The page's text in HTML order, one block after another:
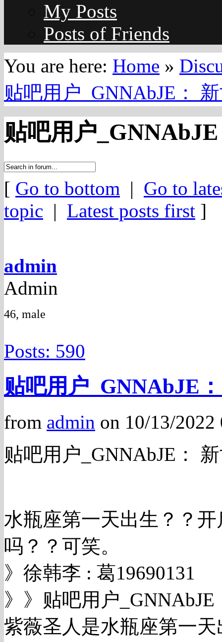
My Posts
Posts of Friends
You are here: Home »
贴吧用户_GNNAbJE：
贴吧用户
[ Go to bottom | Go to
topic | Latest posts first ]
admin
Admin
46, male
Posts: 590
贴吧用户_GNNAbJE
from admin on 10/13/
贴吧用户_GNNAbJE：
水瓶座第一天出生？？
吗？？可笑。
》徐韩李 : 葛19690131
》》贴吧用户
紫薇圣人是水瓶座第一